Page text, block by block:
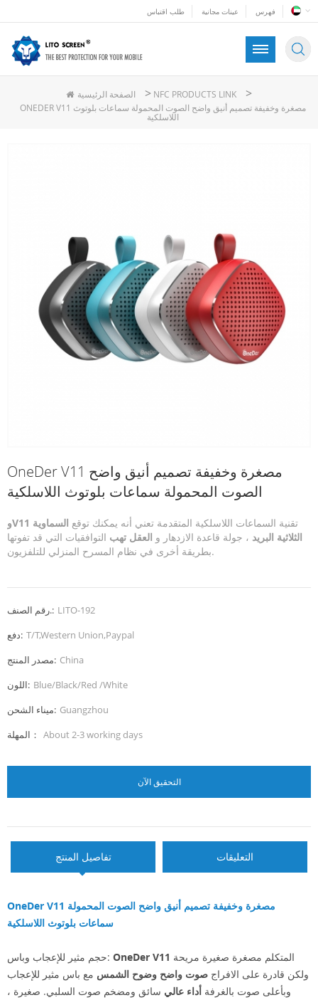
طلب اقتباس عينات مجانية فهرس
الصفحة الرئيسية > NFC PRODUCTS LINK >
ONEDER V11 مصغرة وخفيفة تصميم أنيق واضح الصوت المحمولة سماعات بلوتوث
اللاسلكية
OneDer V11 مصغرة وخفيفة تصميم أنيق واضح
الصوت المحمولة سماعات بلوتوث اللاسلكية
وV11 تقنية السماعات اللاسلكية المتقدمة تعني أنه يمكنك توقع السماوية
الثلاثية البريد ، جولة قاعدة الازدهار و العقل تهب التوافقيات التي قد تفوتها
بطريقة أخرى في نظام المسرح المنزلي للتلفزيون.
رقم الصنف.: LITO-192
دفع: T/T,Western Union,Paypal
مصدر المنتج: China
اللون: Blue/Black/Red /White
ميناء الشحن: Guangzhou
المهلة： About 2-3 working days
التحقيق الآن
تفاصيل المنتج التعليقات
OneDer V11 مصغرة وخفيفة تصميم أنيق واضح الصوت المحمولة
سماعات بلوتوث اللاسلكية
حجم مثير للإعجاب وباس: OneDer V11
ولكن قادرة على الافراج صوت واضح وضوح الشمس مع باس مثير للإعجاب
وبأعلى صوت بالغرفة أداء عالي سائق ومضخم صوت السلبي. صغيرة ،